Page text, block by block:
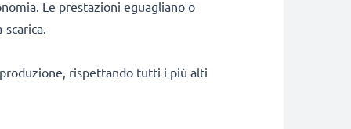
Le prestazioni eguagliano o
rispettando tutti i più alti